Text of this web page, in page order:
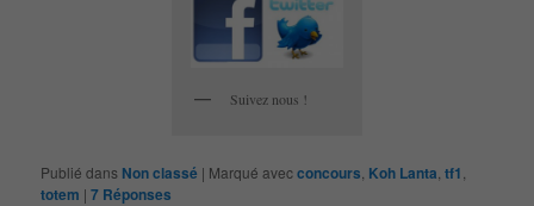
Suivez nous !
Publié dans Non classé | Marqué avecconcours Koh Lanta ,tf1
totem |7 Réponses